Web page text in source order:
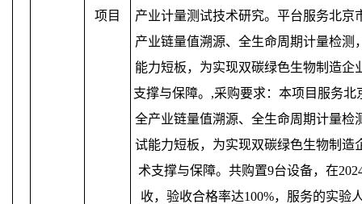
项目
产业计量测试技术研究。平台服务北京
产业链量值溯源、全生命周期计量检测
能力短板，为实现双碳绿色生物制造企
支撑与保障。,采购要求：本项目服务
全产业链量值溯源、全生命周期计量检
试能力短板，为实现双碳绿色生物制造
术支撑与保障。共购置9台设备，在
收，验收合格率达100%，服务的实验